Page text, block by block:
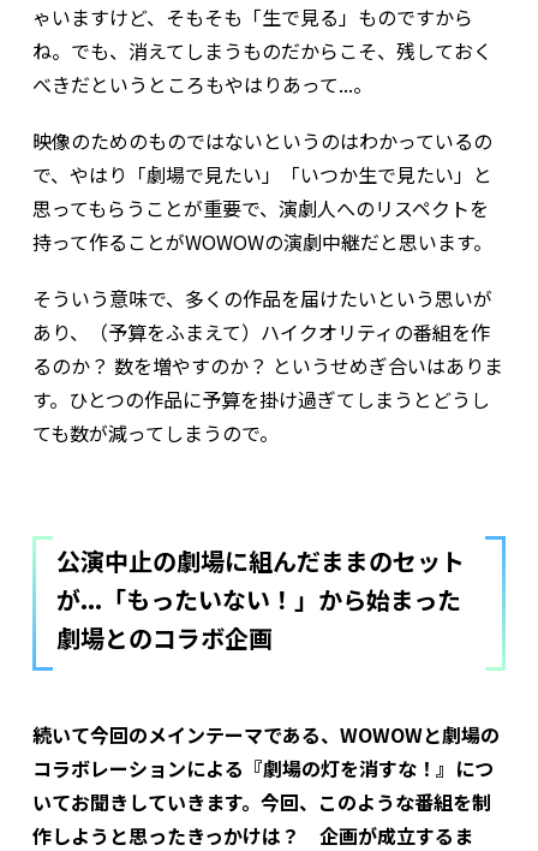
ゃいますけど、そもそも「生で見る」ものですから
ね。でも、消えてしまうものだからこそ、残しておく
べきだというところもやはりあって...。
映像のためのものではないというのはわかっているの
で、やはり「劇場で見たい」「いつか生で見たい」と
思ってもらうことが重要で、演劇人へのリスペクトを
持って作ることがWOWOWの演劇中継だと思います。
そういう意味で、多くの作品を届けたいという思いが
あり、（予算をふまえて）ハイクオリティの番組を作
るのか？ 数を増やすのか？ というせめぎ合いはありま
す。ひとつの作品に予算を掛け過ぎてしまうとどうし
ても数が減ってしまうので。
公演中止の劇場に組んだままのセット
が...「もったいない！」から始まった
劇場とのコラボ企画
――続いて今回のメインテーマである、WOWOWと劇場の
コラボレーションによる『劇場の灯を消すな！』につ
いてお聞きしていきます。今回、このような番組を制
作しようと思ったきっかけは？ 企画が成立するま